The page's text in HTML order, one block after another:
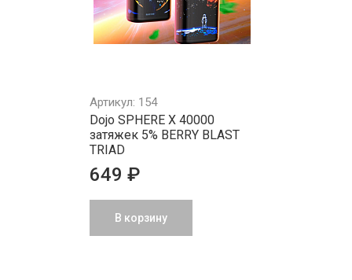
Артикул: 154
Dojo SPHERE X 40000
затяжек 5% BERRY BLAST
TRIAD
649 ₽
В корзину